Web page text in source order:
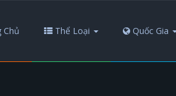
Chủ Thể Loại Quốc Gia